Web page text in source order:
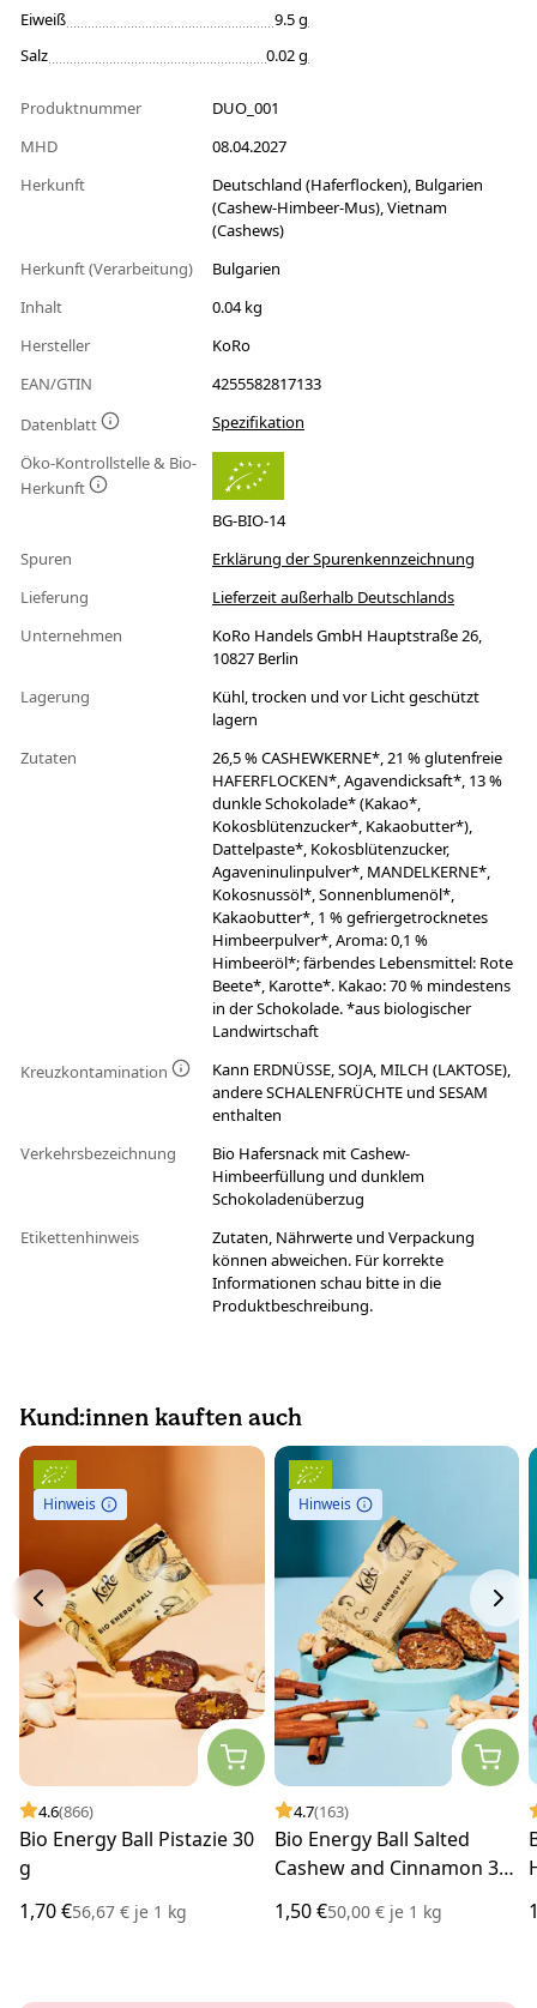
Eiweiß
9.5 g
Salz
0.02 g
Produktnummer
DUO_001
MHD
08.04.2027
Herkunft
Deutschland (Haferflocken), Bulgarien
(Cashew-Himbeer-Mus), Vietnam
(Cashews)
Herkunft (Verarbeitung)
Bulgarien
Inhalt
0.04 kg
Hersteller
KoRo
EAN/GTIN
4255582817133
Datenblatt
Spezifikation
Öko-Kontrollstelle & Bio-
Herkunft
BG-BIO-14
Spuren
Erklärung der Spurenkennzeichnung
Lieferung
Lieferzeit außerhalb Deutschlands
Unternehmen
KoRo Handels GmbH Hauptstraße 26,
10827 Berlin
Lagerung
Kühl, trocken und vor Licht geschützt
lagern
Zutaten
26,5 % CASHEWKERNE*, 21 % glutenfreie
HAFERFLOCKEN*, Agavendicksaft*, 13 %
dunkle Schokolade* (Kakao*,
Kokosblütenzucker*, Kakaobutter*),
Dattelpaste*, Kokosblütenzucker,
Agaveninulinpulver*, MANDELKERNE*,
Kokosnussöl*, Sonnenblumenöl*,
Kakaobutter*, 1 % gefriergetrocknetes
Himbeerpulver*, Aroma: 0,1 %
Himbeeröl*; färbendes Lebensmittel: Rote
Beete*, Karotte*. Kakao: 70 % mindestens
in der Schokolade. *aus biologischer
Landwirtschaft
Kreuzkontamination
Kann ERDNÜSSE, SOJA, MILCH (LAKTOSE),
andere SCHALENFRÜCHTE und SESAM
enthalten
Verkehrsbezeichnung
Bio Hafersnack mit Cashew-
Himbeerfüllung und dunklem
Schokoladenüberzug
Etikettenhinweis
Zutaten, Nährwerte und Verpackung
können abweichen. Für korrekte
Informationen schau bitte in die
Produktbeschreibung.
Kund:innen kauften auch
Hinweis
4.6(866)
Bio Energy Ball Pistazie 30
g
1,70 €56,67 € je 1 kg
Hinweis
4.7(163)
Bio Energy Ball Salted
Cashew and Cinnamon 30
1,50 €50,00 € je1 kg